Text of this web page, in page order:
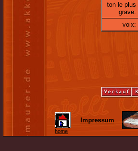
ton le plus
grave:
voix:
home
Impressum